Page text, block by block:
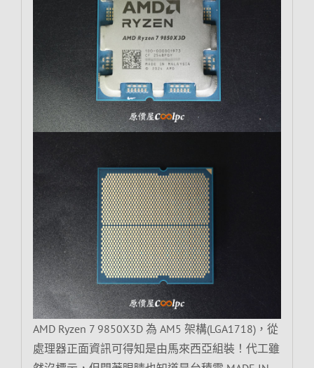
AMD Ryzen 7 9850X3D 為 AM5 架構(LGA1718)，從
處理器正面資訊可得知是由馬來西亞組裝！代工雖